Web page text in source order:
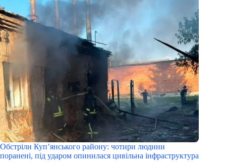
Обстріли Куп’янського району: чотири людини
поранені, під ударом опинилася цивільна інфраструктура